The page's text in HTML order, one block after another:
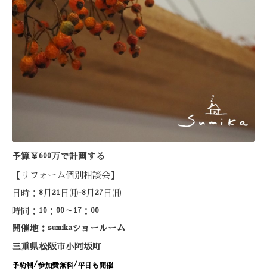
予算￥ 600万で計画する
【リフォーム個別相談会】
日時： 8 月 21 日㈪-8 月 27 日㈰
時間： 10 ： 00～ 17 ： 00
開催地： sumikaショールーム
三重県松阪市小阿坂町
予約制 /参加費無料/平日も開催